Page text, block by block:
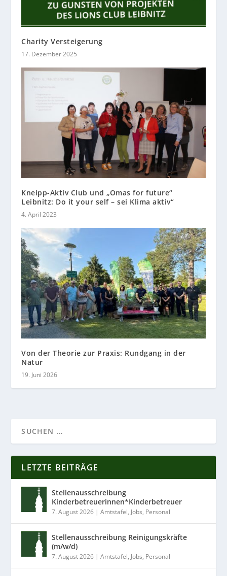
Charity Versteigerung
17. Dezember 2025
Kneipp-Aktiv Club und „Omas for future“
Leibnitz: Do it your self – sei Klima aktiv“
4. April 2023
Von der Theorie zur Praxis: Rundgang in der
Natur
19. Juni 2026
LETZTE BEITRÄGE
Stellenausschreibung
Kinderbetreuerinnen*Kinderbetreuer
7. August 2026 |Amtstafel, Jobs, Personal
Stellenausschreibung Reinigungskräfte
(m/w/d)
7. August 2026 |Amtstafel, Jobs, Personal